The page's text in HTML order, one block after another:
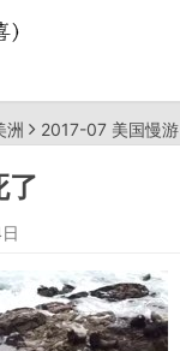
洲 2017-07 美国慢游
了